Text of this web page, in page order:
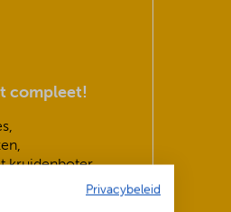
compleet!
kruidenboter
Privacybeleid